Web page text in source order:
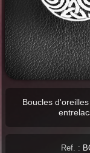
Boucles
Ref. :